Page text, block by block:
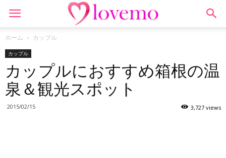
ホーム カップル
カップル
カップルにおすすめ箱根の温
泉＆観光スポット
2015/02/15 3,727 views